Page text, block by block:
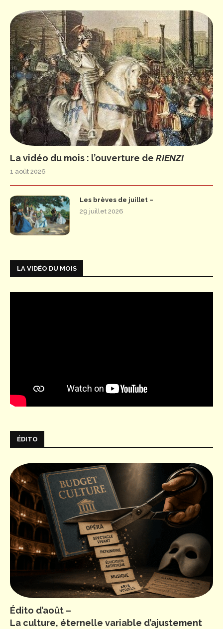
La vidéo du mois : l’ouverture de RIENZI
1 août 2026
Les brèves de juillet –
29 juillet 2026
LA VIDÉO DU MOIS
ÉDITO
Édito d’août –
La culture, éternelle variable d’ajustement